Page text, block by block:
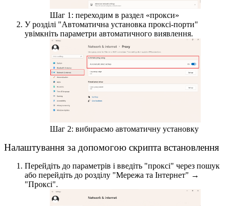
Шаг 1: переходим в раздел «прокси»
У розділі "Автоматична установка проксі-порти"
увімкніть параметри автоматичного виявлення.
Шаг 2: вибираємо автоматичну установку
Налаштування за допомогою скрипта встановлення
Перейдіть до параметрів і введіть "проксі" через пошук
або перейдіть до розділу "Мережа та Інтернет" →
"Проксі".